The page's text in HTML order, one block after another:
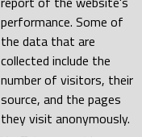
performance. Some of
the data that are
collected include the
number of visitors, their
source, and the pages
they visit anonymously.